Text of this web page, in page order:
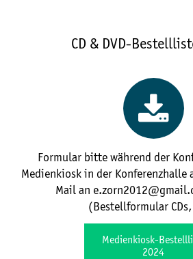
CD & DVD-
Formular bitte während der
Medienkiosk in der Konferenzhalle
Mail an
(Bestellformular CDs,
Medienkiosk-
2024